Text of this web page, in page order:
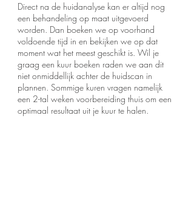
Direct na de huidanalyse kan er altijd nog
een behandeling op maat uitgevoerd
worden. Dan boeken we op voorhand
voldoende tijd in en bekijken we op dat
moment wat het meest geschikt is. Wil je
graag een kuur boeken raden we aan dit
niet onmiddellijk achter de huidscan in
plannen. Sommige kuren vragen namelijk
een 2-tal weken voorbereiding thuis om een
optimaal resultaat uit je kuur te halen.